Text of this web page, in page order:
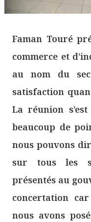
Faman Touré
commerce et
au nom du
satisfaction
La réunion
beaucoup de
nous pouvons
sur tous les
présentés au
concertation
nous avons